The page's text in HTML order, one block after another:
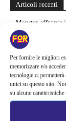
Per fornire le migliori
memorizzare e/o
tecnologie ci
unici su questo sito.
su alcune
Articoli recenti
Monster affronta
immagini: cosa
Ready Player
lavoro sul
Sky e NOW
documentari in
Spider-Man: